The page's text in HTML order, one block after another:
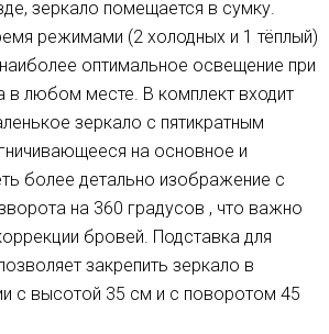
зеркало помещается в сумку.
режимами (2 холодных и 1 тёплый)
оптимальное освещение при
в любом месте. В комплект входит
зеркало с пятикратным
на основное и
более детально изображение с
на 360 градусов , что важно
бровей. Подставка для
закрепить зеркало в
с высотой 35 см и с поворотом 45